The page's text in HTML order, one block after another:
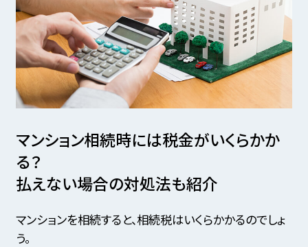
マンション相続時には税金がいくらかか
る？
払えない場合の対処法も紹介
マンションを相続すると、相続税はいくらかかるのでしょ
う。